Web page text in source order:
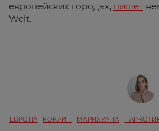
европейских городах, пишет
Welt.
ЕВРОПА КОКАИН МАРИХУАНА